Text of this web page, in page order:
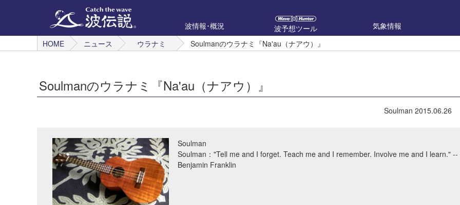
波情報･概況 波予想ツール
気象情報
HOME
ニュース ウラナミ Soulmanのウラナミ『Na'au（ナアウ）』
Soulmanのウラナミ『Na'au（ナアウ）』
Soulman 2015.06.26
Soulman
Soulman："Tell me and I forget. Teach me and I remember. Involve me and I learn." --
Benjamin Franklin